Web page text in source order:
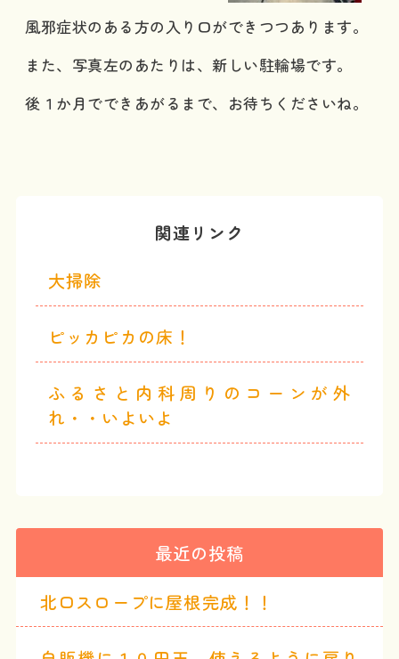
風邪症状のある方の入り口ができつつあります。
また、写真左のあたりは、新しい駐輪場です。
後１か月でできあがるまで、お待ちくださいね。
関連リンク
大掃除
ピッカピカの床！
ふるさと内科周りのコーンが外
れ・・いよいよ
最近の投稿
北口スロープに屋根完成！！